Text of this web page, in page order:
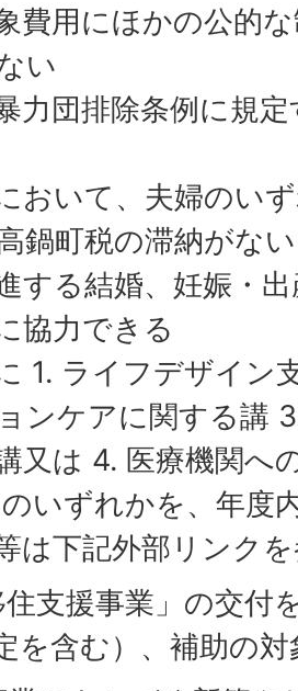
費用にほかの公的
い
力団排除条例に規
おいて、夫婦のい
鍋町税の滞納がない
する結婚、妊娠・
協力できる
1. ライフデザイン
ンケアに関する講
又は 4. 医療機関へ
いずれかを、年度
は下記外部リンク
支援事業」の交付
を含む）、補助の